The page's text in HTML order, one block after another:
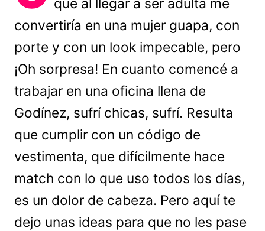
que al llegar a ser adulta me
convertiría en una mujer guapa, con
porte y con un look impecable, pero
¡Oh sorpresa! En cuanto comencé a
trabajar en una oficina llena de
Godínez, sufrí chicas, sufrí. Resulta
que cumplir con un código de
vestimenta, que difícilmente hace
match con lo que uso todos los días,
es un dolor de cabeza. Pero aquí te
dejo unas ideas para que no les pase